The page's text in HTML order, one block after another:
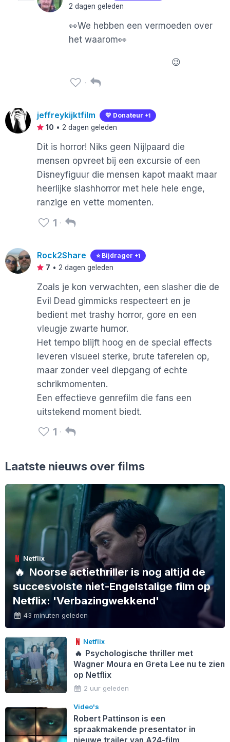
2 dagen geleden
👀We hebben een vermoeden over
het waarom👀
                    😉
jeffreykijktfilm 💛 Donateur +1
10 • 2 dagen geleden
Dit is horror! Niks geen Nijlpaard die
mensen opvreet bij een excursie of een
Disneyfiguur die mensen kapot maakt maar
heerlijke slashhorror met hele hele enge,
ranzige en vette momenten.
1
Rock2Share ⭐️ Bijdrager +1
7 • 2 dagen geleden
Zoals je kon verwachten, een slasher die de
Evil Dead gimmicks respecteert en je
bedient met trashy horror, gore en een
vleugje zwarte humor.
Het tempo blijft hoog en de special effects
leveren visueel sterke, brute taferelen op,
maar zonder veel diepgang of echte
schrikmomenten.
Een effectieve genrefilm die fans een
uitstekend moment biedt.
1
Laatste nieuws over films
Netflix
🔥 Noorse actiethriller is nog altijd de
succesvolste niet-Engelstalige film op
Netflix: 'Verbazingwekkend'
43 minuten geleden
Netflix
🔥 Psychologische thriller met
Wagner Moura en Greta Lee nu te zien
op Netflix
2 uur geleden
Video's
Robert Pattinson is een
spraakmakende presentator in